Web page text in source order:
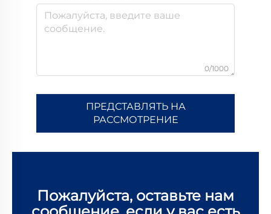
0/1000
ПРЕДСТАВЛЯТЬ НА
РАССМОТРЕНИЕ
Пожалуйста, оставьте нам